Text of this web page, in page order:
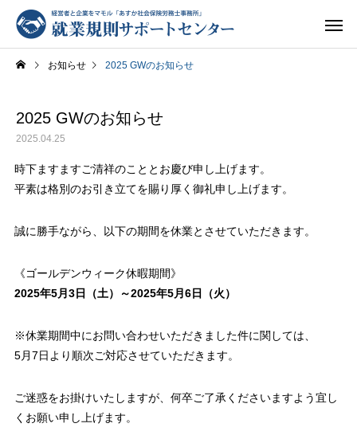
お知らせ 2025 GWのお知らせ
2025 GWのお知らせ
2025.04.25
時下ますますご清祥のこととお慶び申し上げます。
平素は格別のお引き立てを賜り厚く御礼申し上げます。
誠に勝手ながら、以下の期間を休業とさせていただきます。
《ゴールデンウィーク休暇期間》
2025年5月3日（土）～2025年5月6日（火）
※休業期間中にお問い合わせいただきました件に関しては、
5月7日より順次ご対応させていただきます。
ご迷惑をお掛けいたしますが、何卒ご了承くださいますよう宜し
くお願い申し上げます。